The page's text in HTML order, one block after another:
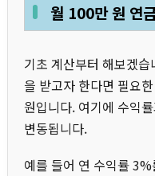
월 100만 원 연
기초 계산부터 해보겠
을 받고자 한다면 필요
원입니다. 여기에 수익
변동됩니다.
예를 들어 연 수익률